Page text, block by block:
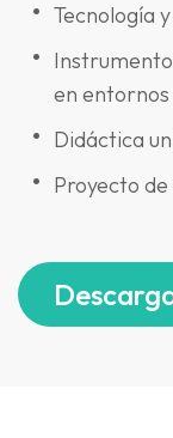
Tecnología
en
Didáctica
Proyecto